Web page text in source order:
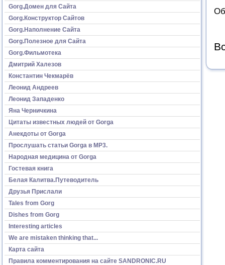
Gorg.Домен для Сайта
Gorg.Конструктор Сайтов
Gorg.Наполнение Сайта
Gorg.Полезное для Сайта
Gorg.Фильмотека
Дмитрий Халезов
Константин Чекмарёв
Леонид Андреев
Леонид Западенко
Яна Черничкина
Цитаты известных людей от Gorga
Анекдоты от Gorga
Прослушать статьи Gorga в МР3.
Народная медицина от Gorga
Гостевая книга
Белая Калитва.Путеводитель
Друзья Прислали
Tales from Gorg
Dishes from Gorg
Interesting articles
We are mistaken thinking that...
Карта сайта
Правила комментирования на сайте SANDRONIC.RU